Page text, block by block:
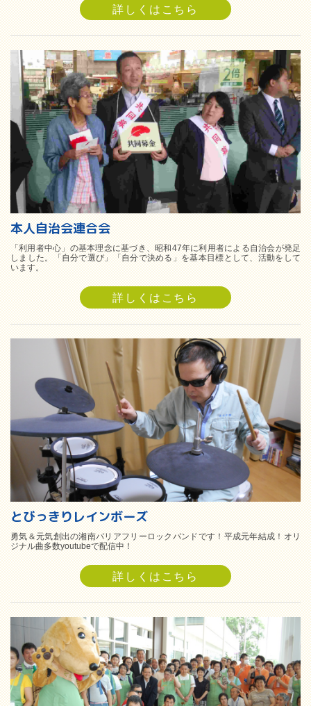
詳しくはこちら
本人自治会連合会
「利用者中心」の基本理念に基づき、昭和47年に利用者による自治会が発足
しました。「自分で選び」「自分で決める」を基本目標として、活動をして
います。
詳しくはこちら
とびっきりレインボーズ
勇気＆元気創出の湘南バリアフリーロックバンドです！平成元年結成！オリ
ジナル曲多数youtubeで配信中！
詳しくはこちら